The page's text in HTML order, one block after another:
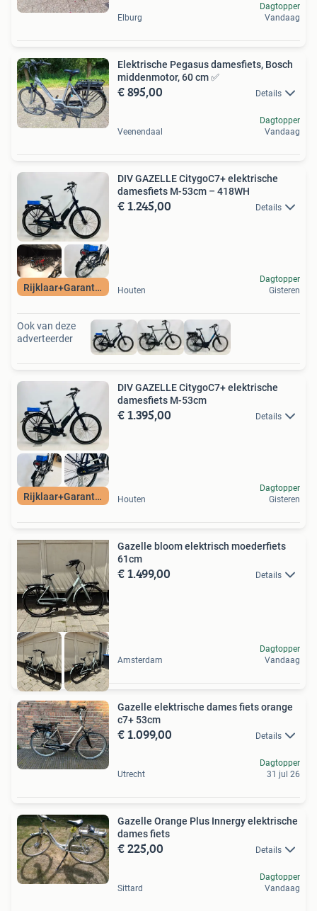
Elburg
Dagtopper
Vandaag
Elektrische Pegasus damesfiets, Bosch
middenmotor, 60 cm ✅️
€ 895,00 Details
Veenendaal
Dagtopper
Vandaag
Rijklaar+Garantie
DIV GAZELLE CitygoC7+ elektrische
damesfiets M-53cm – 418WH
€ 1.245,00 Details
Houten
Dagtopper
Gisteren
Ook van deze
adverteerder
Rijklaar+Garantie
DIV GAZELLE CitygoC7+ elektrische
damesfiets M-53cm
€ 1.395,00 Details
Houten
Dagtopper
Gisteren
Gazelle bloom elektrisch moederfiets
61cm
€ 1.499,00 Details
Amsterdam
Dagtopper
Vandaag
Gazelle elektrische dames fiets orange
c7+ 53cm
€ 1.099,00 Details
Utrecht
Dagtopper
31 jul 26
Gazelle Orange Plus Innergy elektrische
dames fiets
€ 225,00 Details
Sittard
Dagtopper
Vandaag